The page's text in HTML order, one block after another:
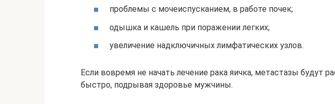
проблемы с мочеиспусканием, в работе почек;
одышка и кашель при поражении легких;
увеличение надключичных лимфатических узлов.
Если вовремя не начать лечение рака яичка, метастазы будут
быстро, подрывая здоровье мужчины.